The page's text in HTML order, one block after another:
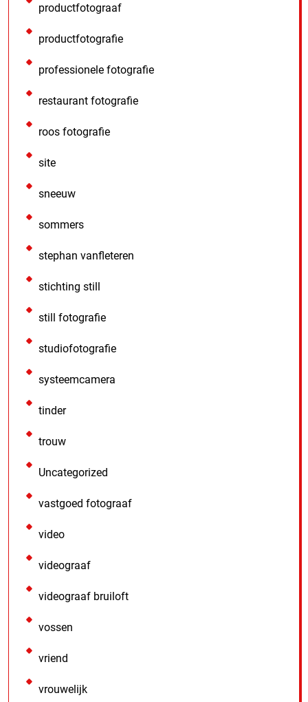
productfotograaf
productfotografie
professionele fotografie
restaurant fotografie
roos fotografie
site
sneeuw
sommers
stephan vanfleteren
stichting still
still fotografie
studiofotografie
systeemcamera
tinder
trouw
Uncategorized
vastgoed fotograaf
video
videograaf
videograaf bruiloft
vossen
vriend
vrouwelijk